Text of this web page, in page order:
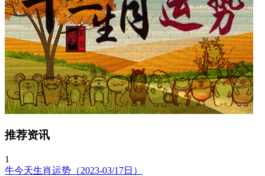
推荐资讯
1
牛今天生肖运势（2023-03/17日）